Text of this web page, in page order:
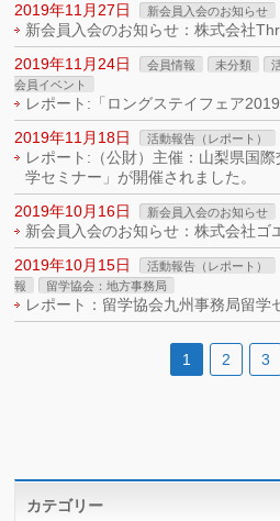
2019年11月27日
新会員入会のお知らせ
新会員入会のお知らせ：株式会社
2019年11月24日
会員情報 未分類
会員イベント
レポート:「ロングステイフェア
2019年11月18日
活動報告（レポート）
レポート:（公財）主催：山梨県国
学セミナー」が開催されました。
2019年10月16日
新会員入会のお知らせ
新会員入会のお知らせ：株式会社ゴ
2019年10月15日
活動報告（レポート）
報
留学協会：地方事務局
レポート：留学協会九州事務局留学
1 2 3
カテゴリー